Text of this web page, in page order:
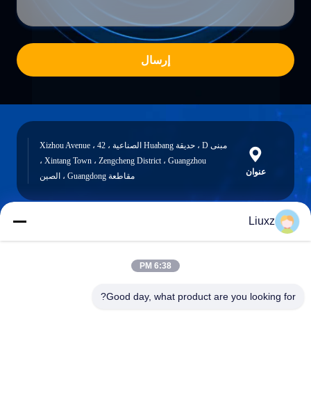
إرسال
عنوان
مبنى D ، حديقة Huabang الصناعية ، 42 Xizhou Avenue ،
Xintang Town ، Zengcheng District ، Guangzhou ،
مقاطعة Guangdong ، الصين
Liuxz
6:38 PM
Good day, what product are you looking for?